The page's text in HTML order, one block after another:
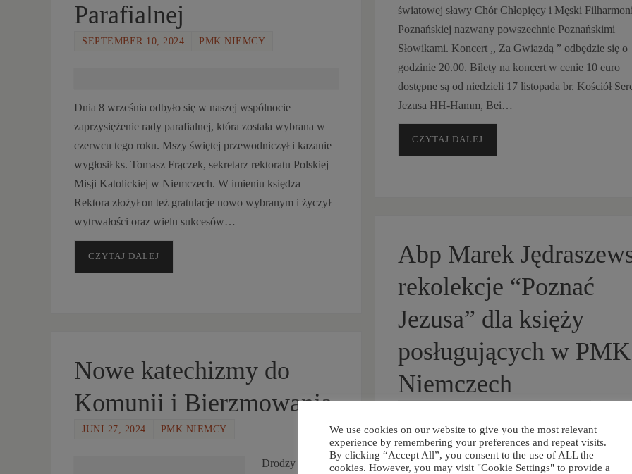
światowej sławy Chór Chłopięcy i Męski
Poznańskiej nazwany powszechnie Poznańskimi
Słowikami. Koncert ,, Za Gwiazdą ” odbędzie się o
godzinie 20.00. Bilety na koncert w cenie 10 euro
dostępne są od niedzieli 17 listopada br. Kościół
Jezusa HH-Hamm, Bei…
CZYTAJ DALEJ
Parafialnej
SEPTEMBER 10, 2024 PMK NIEMCY
Dnia 8 września odbyło się w naszej wspólnocie
zaprzysiężenie rady parafialnej, która została wybrana w
czerwcu tego roku. Mszy świętej przewodniczył i kazanie
wygłosił ks. Tomasz Frączek, sekretarz rektoratu Polskiej
Misji Katolickiej w Niemczech. W imieniu księdza
Rektora złożył on też gratulacje nowo wybranym i życzył
wytrwałości oraz wielu sukcesów…
CZYTAJ DALEJ
Abp Marek
rekolekcje “Poznać
Jezusa” dla księży
posługujących w
Niemczech
W
Nowe katechizmy do
Komunii i Bierzmowania
JUNI 27, 2024 PMK NIEMCY
Drodzy Rodzice
We use cookies on our website to give you the most relevant
experience by remembering your preferences and repeat visits.
By clicking “Accept All”, you consent to the use of ALL the
cookies. However, you may visit "Cookie Settings" to provide a